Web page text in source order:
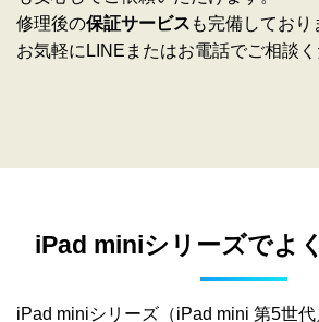
修理後の保証サービス も完備してお
お気軽にLINEまたはお電話でご相談く
iPad miniシリーズでよ
iPad miniシリーズ（iPad mini 第5世